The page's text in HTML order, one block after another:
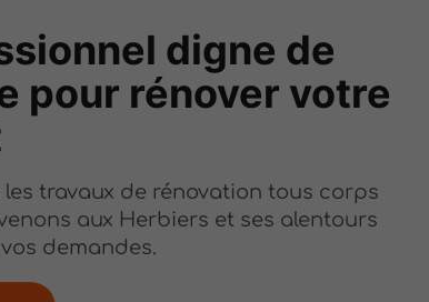
digne de
pour rénover votre
travaux de rénovation tous corps
aux Herbiers et ses alentours
demandes.